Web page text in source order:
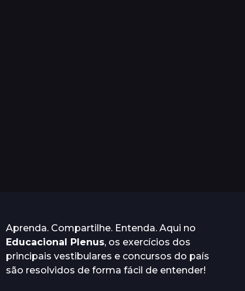
Aprenda. Compartilhe. Entenda. Aqui no
Educacional Plenus, os exercícios dos
principais vestibulares e concursos do país
são resolvidos de forma fácil de entender!